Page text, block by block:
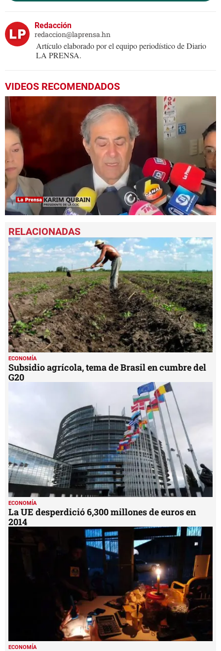
Redacción
redaccion@laprensa.hn
Artículo elaborado por el equipo periodístico de Diario
LA PRENSA.
VIDEOS RECOMENDADOS
seconds
of
3
minutes,
13
ECONOMÍA
Subsidio agrícola, tema de Brasil en cumbre del
G20
ECONOMÍA
La UE desperdició 6,300 millones de euros en
2014
ECONOMÍA